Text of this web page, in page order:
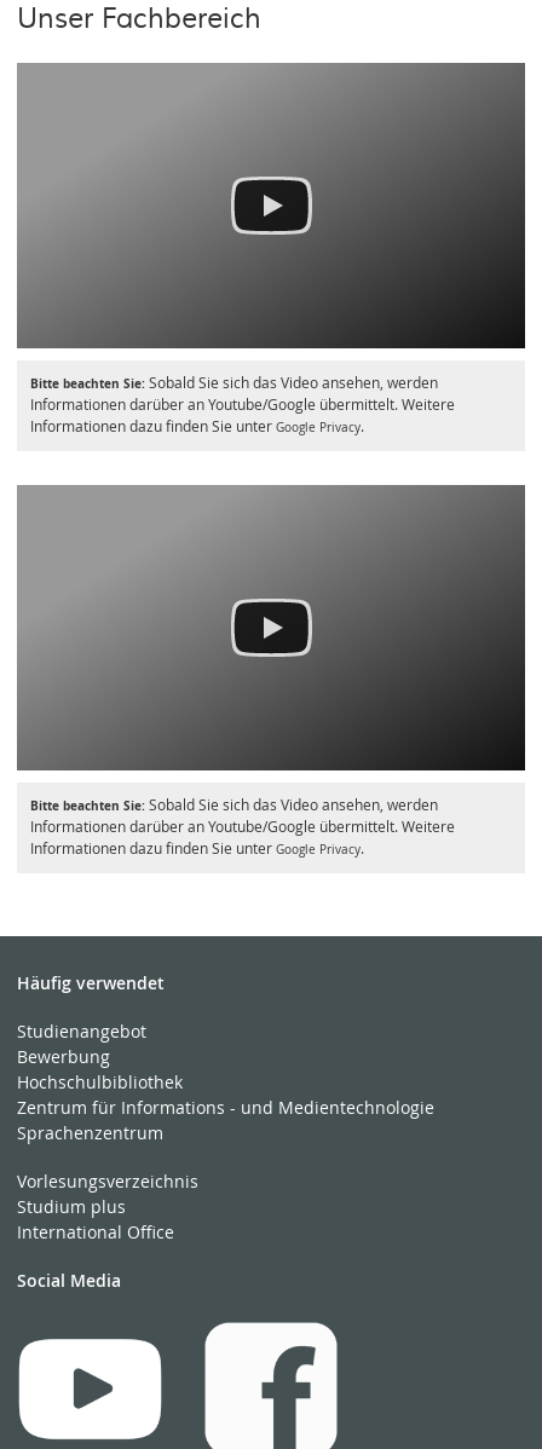
Unser Fachbereich
Bitte beachten Sie:Sobald Sie sich das Video ansehen, werden
Informationen darüber an Youtube/Google übermittelt. Weitere
Informationen dazu finden Sie unter Google Privacy.
Bitte beachten Sie:Sobald Sie sich das Video ansehen, werden
Informationen darüber an Youtube/Google übermittelt. Weitere
Informationen dazu finden Sie unter Google Privacy.
Häufig verwendet
Studienangebot
Bewerbung
Hochschulbibliothek
Zentrum für Informations - und Medientechnologie
Sprachenzentrum
Vorlesungsverzeichnis
Studium plus
International Office
Social Media